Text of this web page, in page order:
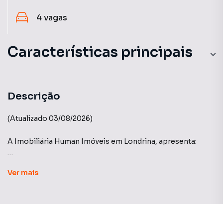
4vagas
Características principais
Aquecimento a Gás
Hidromassagem
Portaria 24h
Descrição
(Atualizado 03/08/2026)
A Imobiliária Human Imóveis em Londrina, apresenta:
Ver mais